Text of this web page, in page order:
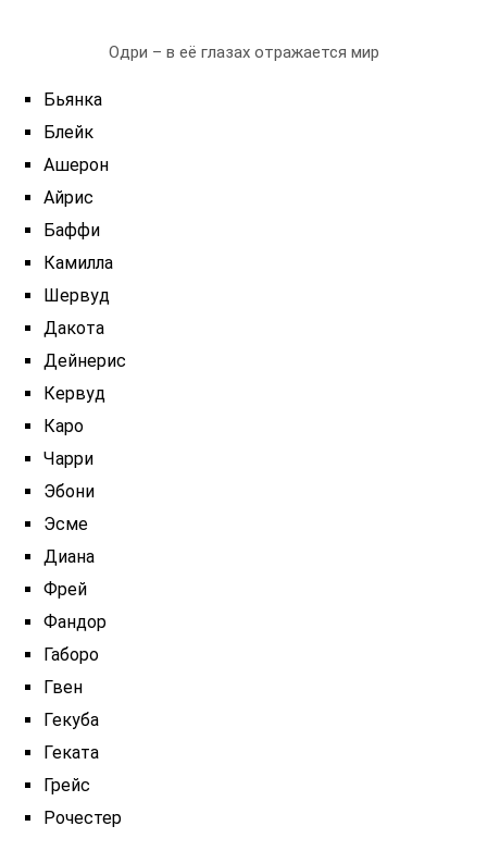
Одри – в её глазах отражается мир
Бьянка
Блейк
Ашерон
Айрис
Баффи
Камилла
Шервуд
Дакота
Дейнерис
Кервуд
Каро
Чарри
Эбони
Эсме
Диана
Фрей
Фандор
Габоро
Гвен
Гекуба
Геката
Грейс
Рочестер